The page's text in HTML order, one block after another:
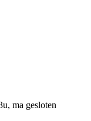
ma gesloten